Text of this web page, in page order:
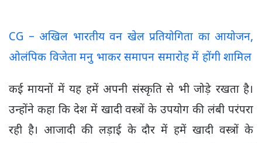
CG – अखिल भारतीय वन खेल प्रतियोगिता का आयोजन,
ओलंपिक विजेता मनु भाकर समापन समारोह में होंगी शामिल
कई मायनों में यह हमें अपनी संस्कृति से भी जोड़े रखता है।
उन्होंने कहा कि देश में खादी वस्त्रों के उपयोग की लंबी परंपरा
रही है। आजादी की लड़ाई के दौर में हमें खादी वस्त्रों के